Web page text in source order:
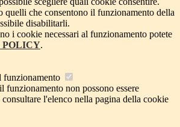
quelli che consentono il funzionamento della
disabilitarli.
i cookie necessari al funzionamento potete
POLICY.
funzionamento
funzionamento non possono essere
l'elenco nella pagina della cookie